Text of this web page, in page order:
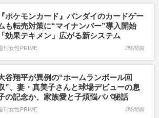
『ポケモンカード』バンダイのカードゲー
も転売対策に“マイナンバー”導入開始
「効果テキメン」広がる新システム
刊女性PRIME 3時間前
谷翔平が異例の“ホームランボール回
”、妻・真美子さんと球場デビューの息
の記念か、家族愛と子煩悩パパ秘話
刊女性PRIME 4時間前